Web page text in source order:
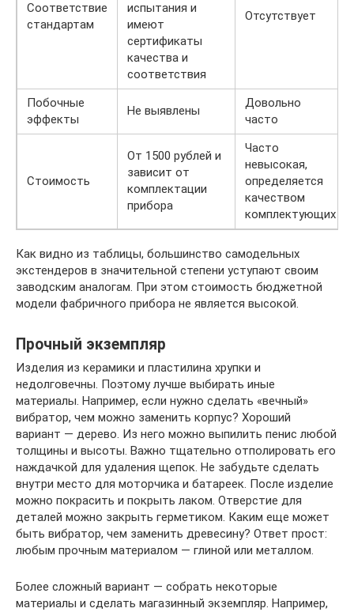
Соответствие
стандартам
испытания и
имеют
сертификаты
качества и
соответствия
Отсутствует
Побочные
эффекты
Не выявлены
Довольно
часто
Стоимость
От 1500 рублей и
зависит от
комплектации
прибора
Часто
невысокая,
определяется
качеством
комплектующих
Как видно из таблицы, большинство самодельных
экстендеров в значительной степени уступают своим
заводским аналогам. При этом стоимость бюджетной
модели фабричного прибора не является высокой.
Прочный экземпляр
Изделия из керамики и пластилина хрупки и
недолговечны. Поэтому лучше выбирать иные
материалы. Например, если нужно сделать «вечный»
вибратор, чем можно заменить корпус? Хороший
вариант — дерево. Из него можно выпилить пенис любой
толщины и высоты. Важно тщательно отполировать его
наждачкой для удаления щепок. Не забудьте сделать
внутри место для моторчика и батареек. После изделие
можно покрасить и покрыть лаком. Отверстие для
деталей можно закрыть герметиком. Каким еще может
быть вибратор, чем заменить древесину? Ответ прост:
любым прочным материалом — глиной или металлом.
Более сложный вариант — собрать некоторые
материалы и сделать магазинный экземпляр. Например,